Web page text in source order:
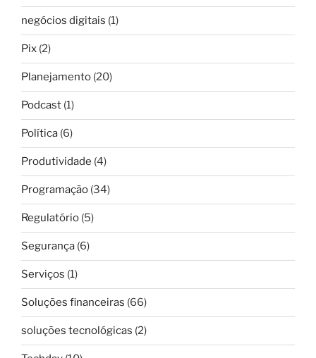
negócios digitais (1)
Pix (2)
Planejamento (20)
Podcast (1)
Política (6)
Produtividade (4)
Programação (34)
Regulatório (5)
Segurança (6)
Serviços (1)
Soluções financeiras (66)
soluções tecnológicas (2)